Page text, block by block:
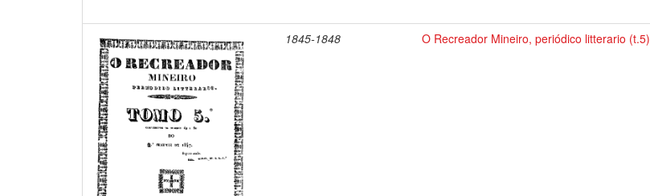
1845-1848 O Recreador Mineiro, periódico litterario (t.5)